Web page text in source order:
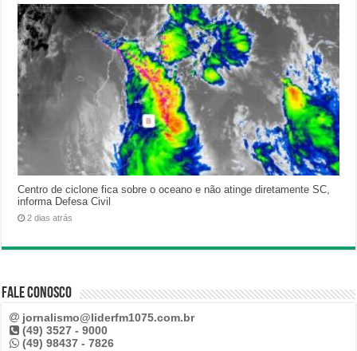
Centro de ciclone fica sobre o oceano e não atinge diretamente SC,
informa Defesa Civil
2 dias atrás
Fale Conosco
jornalismo@liderfm1075.com.br
(49) 3527 - 9000
(49) 98437 - 7826